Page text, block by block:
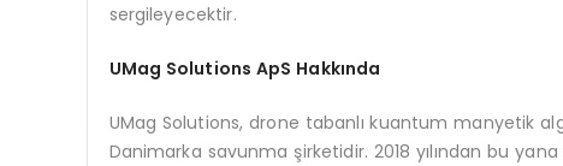
sergileyecektir.
UMag Solutions ApS Hakkında
UMag Solutions, drone tabanlı kuantum manyetik
Danimarka savunma şirketidir. 2018 yılından bu